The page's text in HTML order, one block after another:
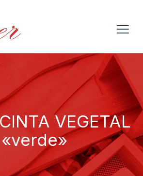
VEGETAL
«verde»